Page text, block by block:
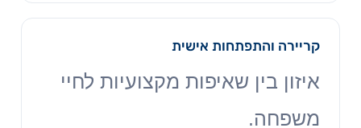
קריירה והתפתחות אישית
איזון בין שאיפות מקצועיות לחיי
משפחה.